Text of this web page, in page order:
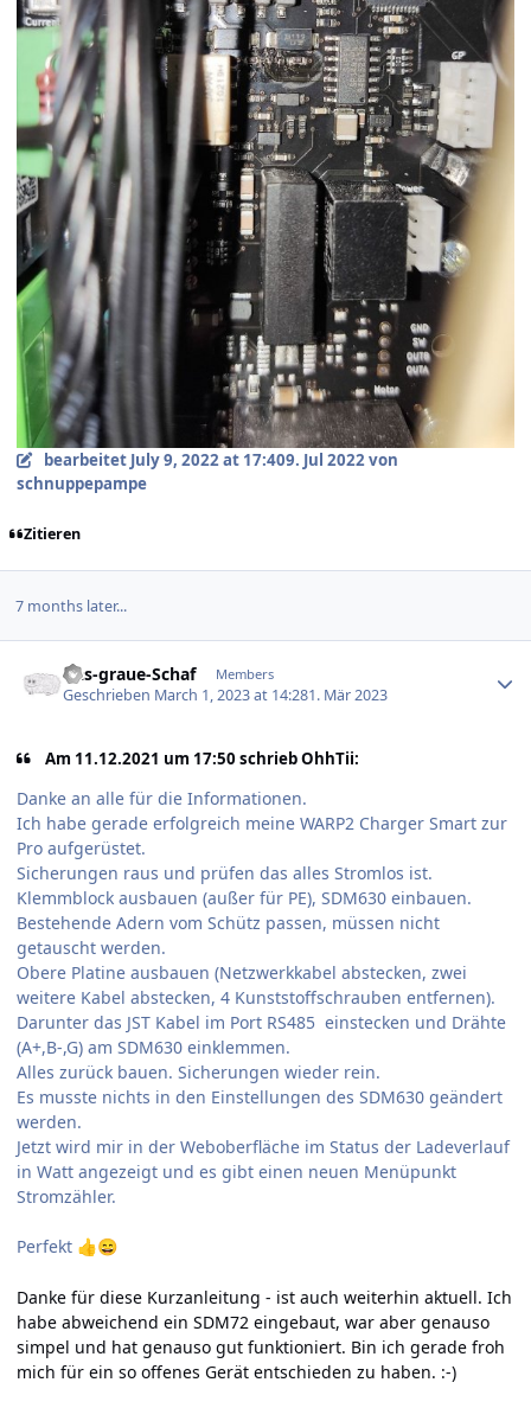
bearbeitet July 9, 2022 at 17:409. Jul 2022von
schnuppepampe
Zitieren
7 months later...
Das-graue-Schaf Members
Geschrieben March 1, 2023 at 14:281. Mär 2023
Am 11.12.2021 um 17:50 schrieb OhhTii:
Danke an alle für die Informationen.
Ich habe gerade erfolgreich meine WARP2 Charger Smart zur
Pro aufgerüstet.
Sicherungen raus und prüfen das alles Stromlos ist.
Klemmblock ausbauen (außer für PE), SDM630 einbauen.
Bestehende Adern vom Schütz passen, müssen nicht
getauscht werden.
Obere Platine ausbauen (Netzwerkkabel abstecken, zwei
weitere Kabel abstecken, 4 Kunststoffschrauben entfernen).
Darunter das JST Kabel im Port RS485 einstecken und Drähte
(A+,B-,G) am SDM630 einklemmen.
Alles zurück bauen. Sicherungen wieder rein.
Es musste nichts in den Einstellungen des SDM630 geändert
werden.
Jetzt wird mir in der Weboberfläche im Status der Ladeverlauf
in Watt angezeigt und es gibt einen neuen Menüpunkt
Stromzähler.
Perfekt 👍😄
Danke für diese Kurzanleitung - ist auch weiterhin aktuell. Ich
habe abweichend ein SDM72 eingebaut, war aber genauso
simpel und hat genauso gut funktioniert. Bin ich gerade froh
mich für ein so offenes Gerät entschieden zu haben. :-)